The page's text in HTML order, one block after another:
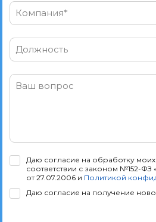
Компания*
Должность
Ваш вопрос
Даю согласие на обработку
соответствии с законом №152-ФЗ
от 27.07.2006 и Политикой
Даю согласие на получение